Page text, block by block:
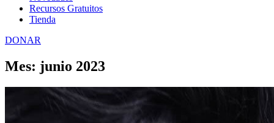
Recursos Gratuitos
Tienda
DONAR
Mes: junio 2023